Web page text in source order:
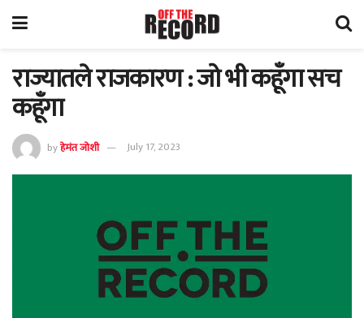
राज्यातले राजकारण : जो भी कहूँगा सच
कहूँगा
byहेमंत जोशी July 17, 2023